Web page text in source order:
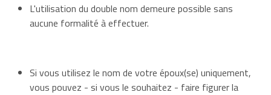
L'utilisation du double nom demeure possible sans
aucune formalité à effectuer.
Si vous utilisez le nom de votre époux(se) uniquement,
vous pouvez - si vous le souhaitez - faire figurer la